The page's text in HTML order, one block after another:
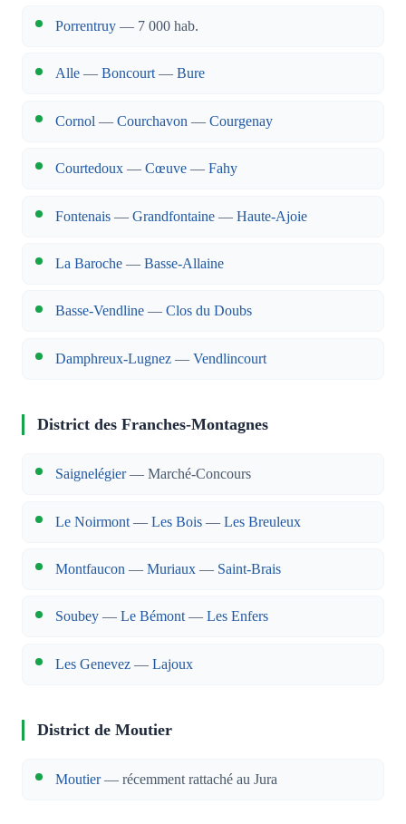
Porrentruy — 7 000 hab.
Alle — Boncourt— Bure
Cornol — Courchavon — Courgenay
Courtedoux — Cœuve — Fahy
Fontenais — Grandfontaine — Haute-Ajoie
La Baroche — Basse-Allaine
Basse-Vendline — Clos du Doubs
Damphreux-Lugnez — Vendlincourt
District des Franches-Montagnes
Saignelégier— Marché-Concours
Le Noirmont — Les Bois — Les Breuleux
Montfaucon — Muriaux — Saint-Brais
Soubey — Le Bémont— Les Enfers
Les Genevez — Lajoux
District de Moutier
Moutier— récemment rattaché au Jura